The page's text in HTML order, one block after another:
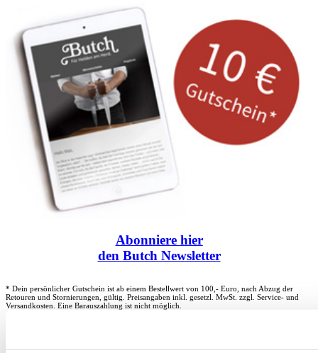
Abonniere hier
den Butch Newsletter
* Dein persönlicher Gutschein ist ab einem Bestellwert von 100,- Euro, nach Abzug der
Retouren und Stornierungen, gültig. Preisangaben inkl. gesetzl. MwSt. zzgl. Service- und
Versandkosten. Eine Barauszahlung ist nicht möglich.